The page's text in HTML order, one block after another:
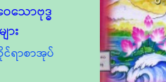
သောဗုဒ္ဓ
ား
ရာစာအုပ်